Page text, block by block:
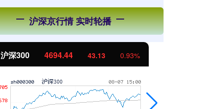
沪深京行情 实时轮播
沪深300 4694.44 43.13 0.93%